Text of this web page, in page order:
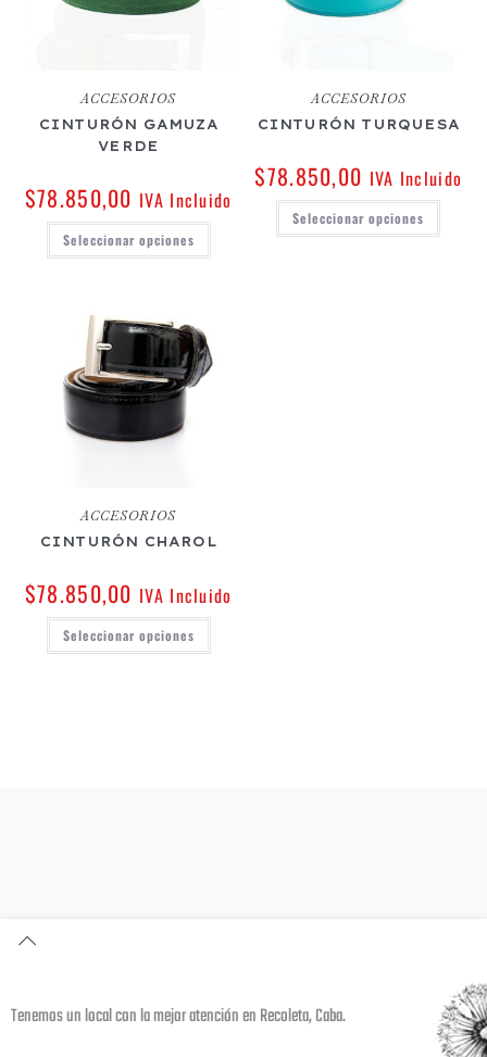
ACCESORIOS
CINTURÓN GAMUZA
VERDE
$78.850,00 IVA Incluido
Seleccionar opciones
ACCESORIOS
CINTURÓN TURQUESA
$78.850,00 IVA Incluido
Seleccionar opciones
ACCESORIOS
CINTURÓN CHAROL
$78.850,00 IVA Incluido
Seleccionar opciones
Tenemos un local con la mejor atención en Recoleta, Caba.